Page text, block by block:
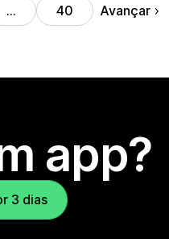
… 40 Avançar
app?
3 dias